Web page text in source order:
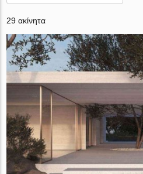
29 ακίνητα